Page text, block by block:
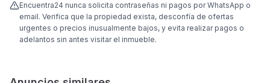
Encuentra24 nunca solicita contraseñas ni pagos por WhatsApp o
email. Verifica que la propiedad exista, desconfía de ofertas
urgentes o precios inusualmente bajos, y evita realizar pagos o
adelantos sin antes visitar el inmueble.